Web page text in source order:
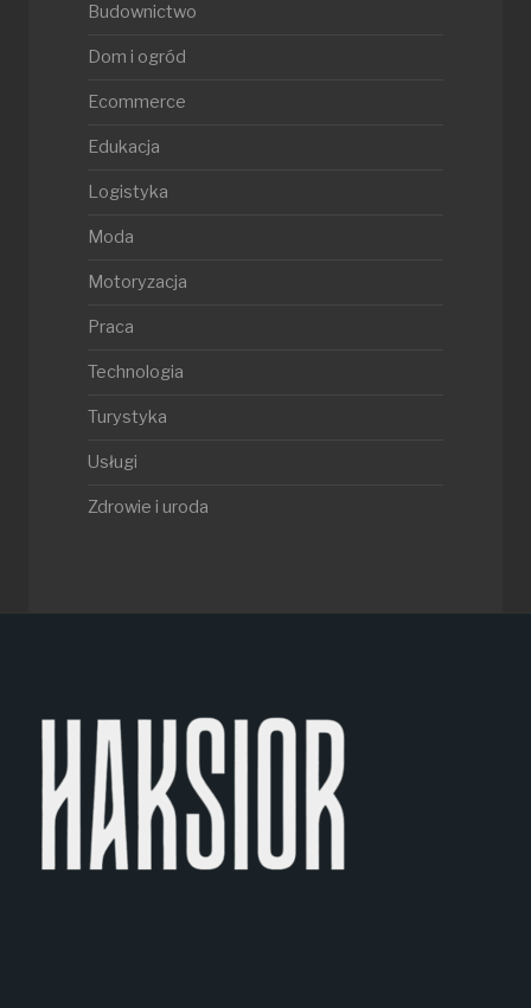
Budownictwo
Dom i ogród
Ecommerce
Edukacja
Logistyka
Moda
Motoryzacja
Praca
Technologia
Turystyka
Usługi
Zdrowie i uroda